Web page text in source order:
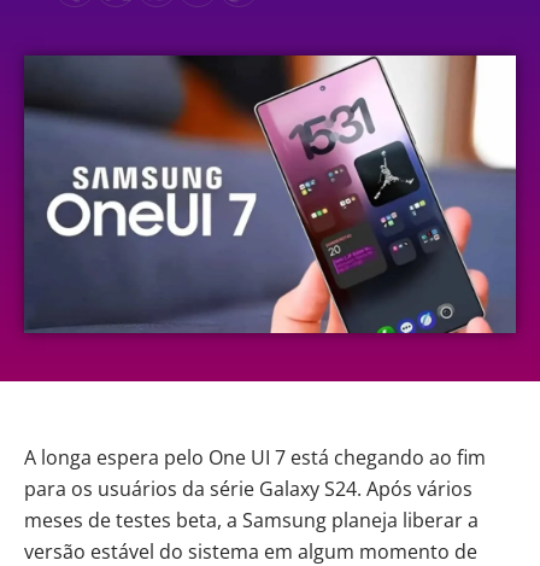
A longa espera pelo One UI 7 está chegando ao fim
para os usuários da série Galaxy S24. Após vários
meses de testes beta, a Samsung planeja liberar a
versão estável do sistema em algum momento de